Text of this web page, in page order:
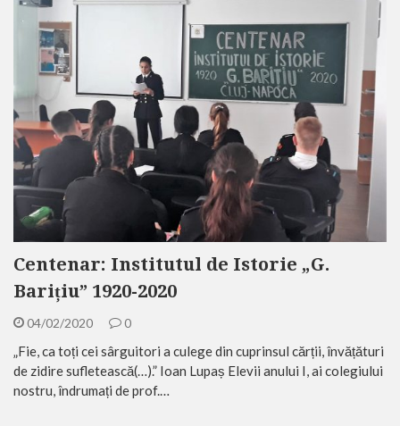
Centenar: Institutul de Istorie „G.
Barițiu” 1920-2020
04/02/2020 0
„Fie, ca toți cei sârguitori a culege din cuprinsul cărții, învățături
de zidire sufletească(…).” Ioan Lupaș Elevii anului I, ai colegiului
nostru, îndrumați de prof.…